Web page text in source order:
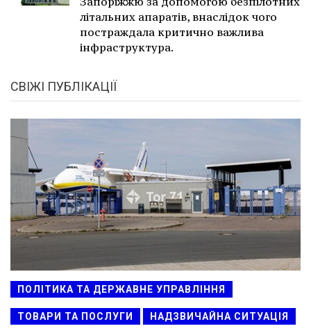
літальних апаратів, внаслідок чого
постраждала критично важлива
інфраструктура.
СВІЖІ ПУБЛІКАЦІЇ
ПОЛІТИКА ТА ДЕРЖАВНЕ УПРАВЛІННЯ
ТОВАРИ ТА ПОСЛУГИ НАДЗВИЧАЙНА СИТУАЦІЯ